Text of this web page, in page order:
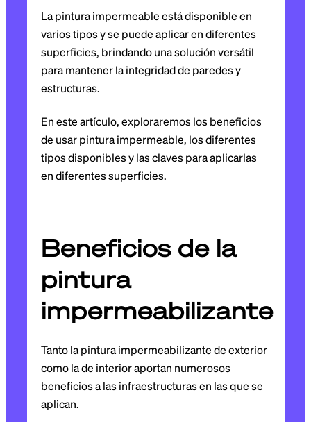
La pintura impermeable está disponible en
varios tipos y se puede aplicar en diferentes
superficies, brindando una solución versátil
para mantener la integridad de paredes y
estructuras.
En este artículo, exploraremos los beneficios
de usar pintura impermeable, los diferentes
tipos disponibles y las claves para aplicarlas
en diferentes superficies.
Beneficios de la
pintura
impermeabilizante
Tanto la pintura impermeabilizante de exterior
como la de interior aportan numerosos
beneficios a las infraestructuras en las que se
aplican.